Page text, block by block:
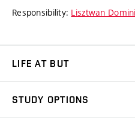
Responsibility: Lisztwan
LIFE AT BUT
STUDY OPTIONS